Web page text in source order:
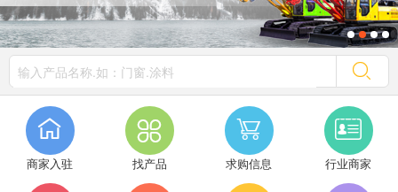

商家入驻

找产品

求购信息

行业商家